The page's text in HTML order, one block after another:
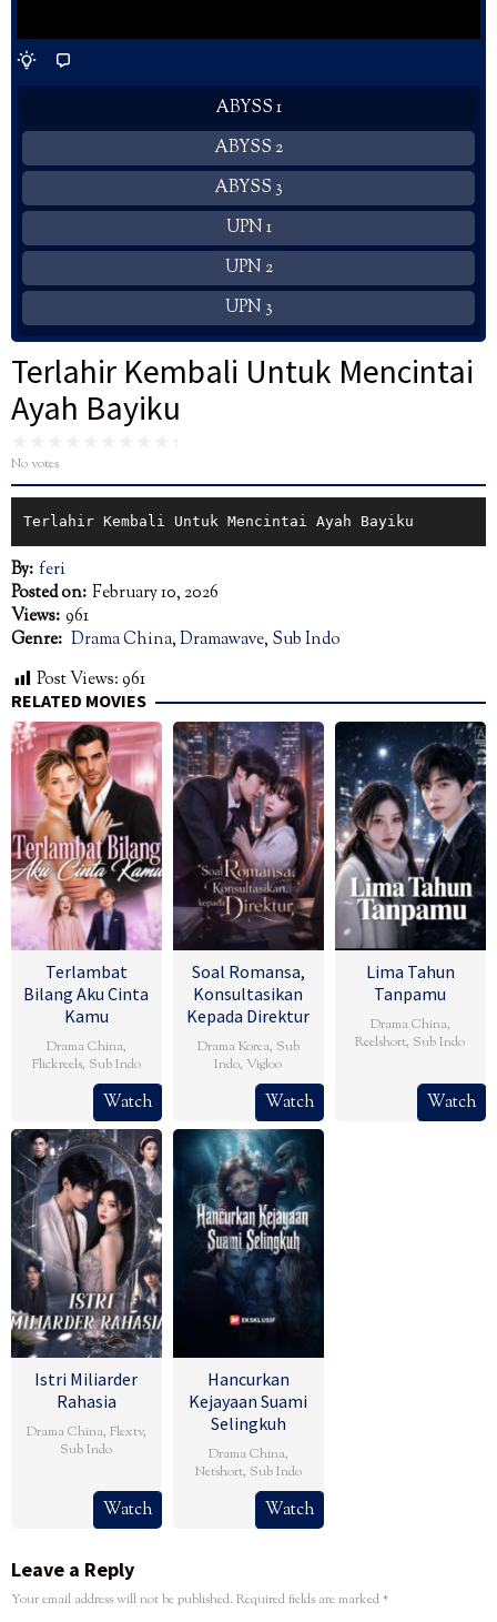
ABYSS 1
ABYSS 2
ABYSS 3
UPN 1
UPN 2
UPN 3
Terlahir Kembali Untuk Mencintai
Ayah Bayiku
No votes
Terlahir Kembali Untuk Mencintai Ayah Bayiku
By: feri
Posted on: February 10, 2026
Views: 961
Genre: Drama China,Dramawave, Sub Indo
Post Views:961
RELATED MOVIES
Terlambat
Bilang Aku Cinta
Kamu
Drama China,
Flickreels, Sub Indo
Watch
Soal Romansa,
Konsultasikan
Kepada Direktur
Drama Korea, Sub
Indo,Vigloo
Watch
Lima Tahun
Tanpamu
Drama China,
Reelshort, Sub Indo
Watch
Istri Miliarder
Rahasia
Drama China, Flextv,
Sub Indo
Watch
Hancurkan
Kejayaan Suami
Selingkuh
Drama China,
Netshort, Sub Indo
Watch
Leave a Reply
Your email address will not be published. Required fields are marked*